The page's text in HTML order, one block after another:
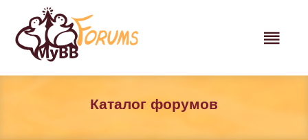
Каталог форумов